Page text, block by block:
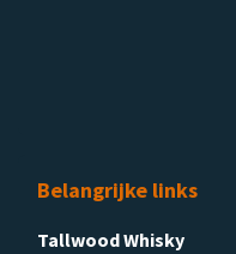
Belangrijke links
Tallwood Whisky